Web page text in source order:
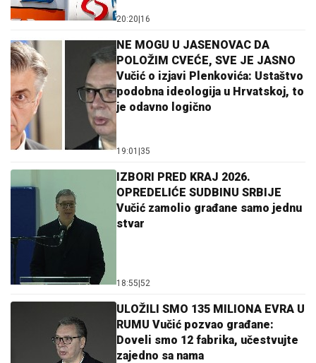
20:20|16
NE MOGU U JASENOVAC DA
POLOŽIM CVEĆE, SVE JE JASNO
Vučić o izjavi Plenkovića: Ustaštvo
podobna ideologija u Hrvatskoj, to
je odavno logično
19:01 |35
IZBORI PRED KRAJ 2026.
OPREDELIĆE SUDBINU SRBIJE
Vučić zamolio građane samo jednu
stvar
18:55|52
ULOŽILI SMO 135 MILIONA EVRA U
RUMU Vučić pozvao građane:
Doveli smo 12 fabrika, učestvujte
zajedno sa nama